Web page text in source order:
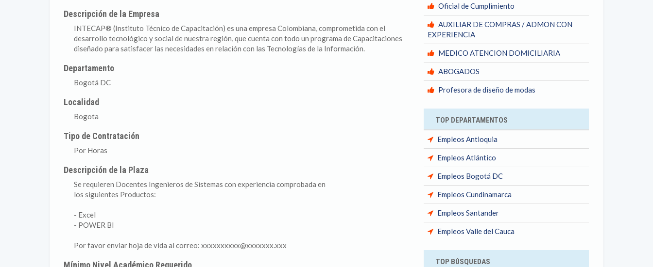
Descripción de la Empresa
INTECAP® (Instituto Técnico de Capacitación) es una empresa Colombiana, comprometida con el
desarrollo tecnológico y social de nuestra región, que cuenta con todo un programa de Capacitaciones
diseñado para satisfacer las necesidades en relación con las Tecnologías de la Información.
Departamento
Bogotá DC
Localidad
Bogota
Tipo de Contratación
Por Horas
Descripción de la Plaza
Se requieren Docentes Ingenieros de Sistemas con experiencia comprobada en
los siguientes Productos:
- Excel
- POWER BI
Por favor enviar hoja de vida al correo: xxxxxxxxxx@xxxxxxx.xxx
Mínimo Nivel Académico Requerido
Oficial de Cumplimiento
AUXILIAR DE COMPRAS / ADMON CON
EXPERIENCIA
MEDICO ATENCION DOMICILIARIA
ABOGADOS
Profesora de diseño de modas
TOP DEPARTAMENTOS
Empleos Antioquia
Empleos Atlántico
Empleos Bogotá DC
Empleos Cundinamarca
Empleos Santander
Empleos Valle del Cauca
TOP BÚSQUEDAS